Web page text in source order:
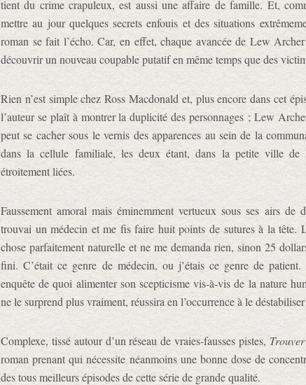
tient du crime crapuleux, est aussi une affaire de famille. Et,
mettre au jour quelques secrets enfouis et des situations
roman se fait l’écho. Car, en effet, chaque avancée de Lew
découvrir un nouveau coupable putatif en même temps que des
Rien n’est simple chez Ross Macdonald et, plus encore dans cet
l’auteur se plaît à montrer la duplicité des personnages ; Lew
peut se cacher sous le vernis des apparences au sein de la
dans la cellule familiale, les deux étant, dans la petite ville de
étroitement liées.
Faussement amoral mais éminemment vertueux sous ses airs
trouvai un médecin et me fis faire huit points de sutures à la tête.
chose parfaitement naturelle et ne me demanda rien, sinon 25
fini. C’était ce genre de médecin, ou j’étais ce genre de
enquête de quoi alimenter son scepticisme vis-à-vis de la nature
ne le surprend plus vraiment, réussira en l’occurrence à le
Complexe, tissé autour d’un réseau de vraies-fausses pistes,
roman prenant qui nécessite néanmoins une bonne dose de
des tous meilleurs épisodes de cette série de grande qualité.